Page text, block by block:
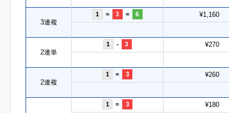
3連複
1 = 3 = 6 ¥1,160
2連単
1 - 3 ¥270
2連複
1 = 3 ¥260
1 = 3 ¥180